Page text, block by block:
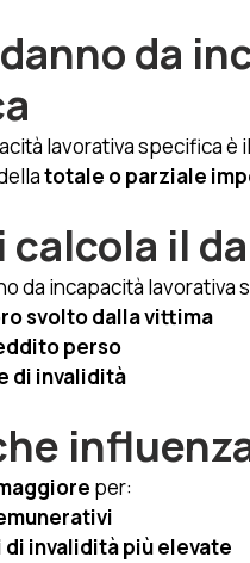
da
lavorativa specifica
totale o parziale
calcola il
da incapacità
svolto dalla vittima
perso
di invalidità
per:
invalidità più elevate